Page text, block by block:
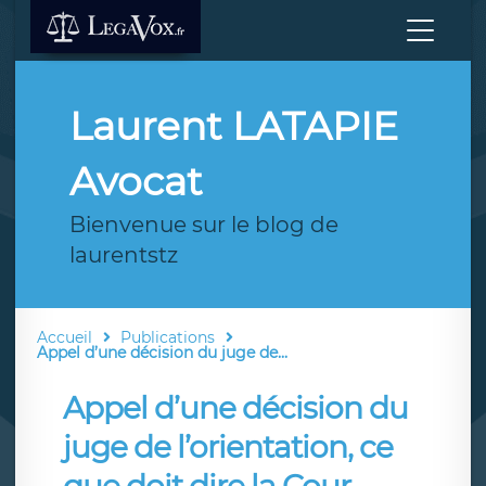
Laurent LATAPIE
Avocat
Bienvenue sur le blog de
laurentstz
Accueil Publications
Appel d’une décision du juge de...
Appel d’une décision du
juge de l’orientation, ce